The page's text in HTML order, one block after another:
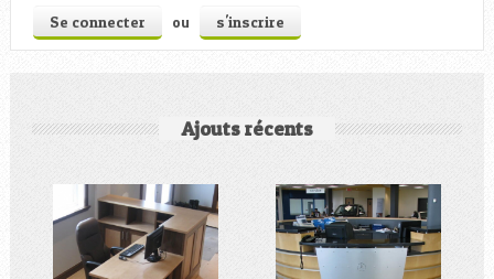
Se connecter ou s'inscrire
Ajouts récents